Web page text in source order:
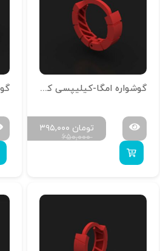
گوشواره امگا-کیلیپسی کد g-n-14
۶۵۰,۰۰۰
۳۹۵,۰۰۰ تومان